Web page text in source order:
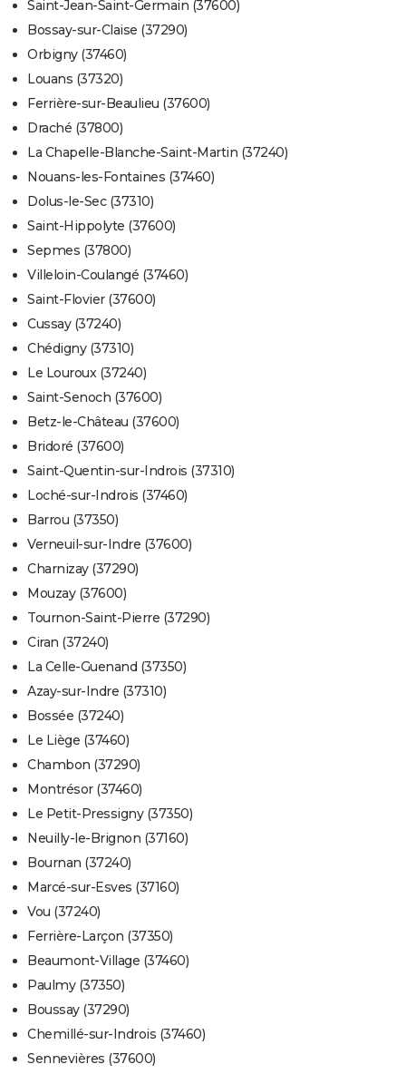
Saint-Jean-Saint-Germain (37600)
Bossay-sur-Claise (37290)
Orbigny (37460)
Louans (37320)
Ferrière-sur-Beaulieu (37600)
Draché (37800)
La Chapelle-Blanche-Saint-Martin (37240)
Nouans-les-Fontaines (37460)
Dolus-le-Sec (37310)
Saint-Hippolyte (37600)
Sepmes (37800)
Villeloin-Coulangé (37460)
Saint-Flovier (37600)
Cussay (37240)
Chédigny (37310)
Le Louroux (37240)
Saint-Senoch (37600)
Betz-le-Château (37600)
Bridoré (37600)
Saint-Quentin-sur-Indrois (37310)
Loché-sur-Indrois (37460)
Barrou (37350)
Verneuil-sur-Indre (37600)
Charnizay (37290)
Mouzay (37600)
Tournon-Saint-Pierre (37290)
Ciran (37240)
La Celle-Guenand (37350)
Azay-sur-Indre (37310)
Bossée (37240)
Le Liège (37460)
Chambon (37290)
Montrésor (37460)
Le Petit-Pressigny (37350)
Neuilly-le-Brignon (37160)
Bournan (37240)
Marcé-sur-Esves (37160)
Vou (37240)
Ferrière-Larçon (37350)
Beaumont-Village (37460)
Paulmy (37350)
Boussay (37290)
Chemillé-sur-Indrois (37460)
Sennevières (37600)